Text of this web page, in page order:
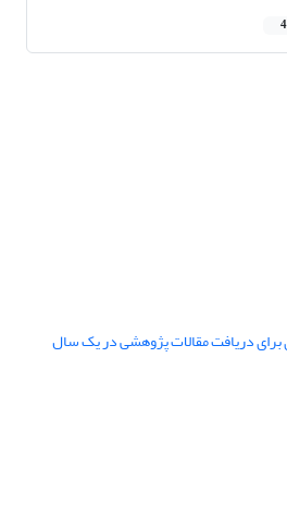
دریافت مقالات پژوهشی در یک سال